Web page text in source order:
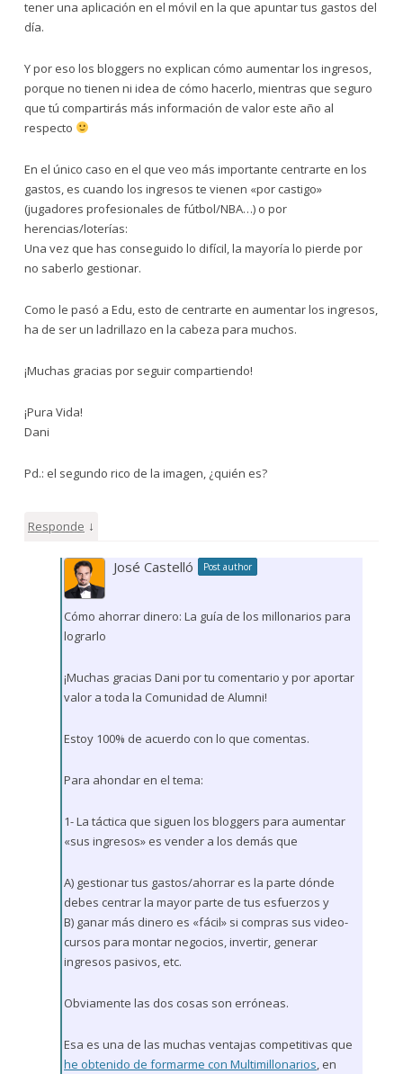
tener una aplicación en el móvil en la que apuntar tus gastos del
día.
Y por eso los bloggers no explican cómo aumentar los ingresos,
porque no tienen ni idea de cómo hacerlo, mientras que seguro
que tú compartirás más información de valor este año al
respecto
En el único caso en el que veo más importante centrarte en los
gastos, es cuando los ingresos te vienen «por castigo»
(jugadores profesionales de fútbol/NBA…) o por
herencias/loterías:
Una vez que has conseguido lo difícil, la mayoría lo pierde por
no saberlo gestionar.
Como le pasó a Edu, esto de centrarte en aumentar los ingresos,
ha de ser un ladrillazo en la cabeza para muchos.
¡Muchas gracias por seguir compartiendo!
¡Pura Vida!
Dani
Pd.: el segundo rico de la imagen, ¿quién es?
Responde ↓
José Castelló Post author
Cómo ahorrar dinero: La guía de los millonarios para
lograrlo
¡Muchas gracias Dani por tu comentario y por aportar
valor a toda la Comunidad de Alumni!
Estoy 100% de acuerdo con lo que comentas.
Para ahondar en el tema:
1- La táctica que siguen los bloggers para aumentar
«sus ingresos» es vender a los demás que
A) gestionar tus gastos/ahorrar es la parte dónde
debes centrar la mayor parte de tus esfuerzos y
B) ganar más dinero es «fácil» si compras sus video-
cursos para montar negocios, invertir, generar
ingresos pasivos, etc.
Obviamente las dos cosas son erróneas.
Esa es una de las muchas ventajas competitivas que
he obtenido de formarme con Multimillonarios, en